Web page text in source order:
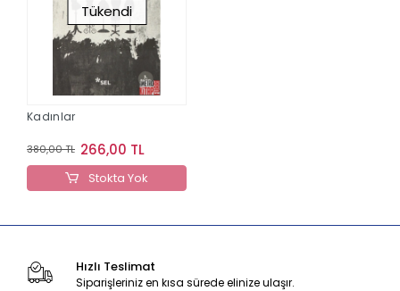
Tükendi
Kadınlar
380,00 TL 266,00 TL
Stokta Yok
Hızlı Teslimat
Siparişleriniz en kısa sürede elinize ulaşır.